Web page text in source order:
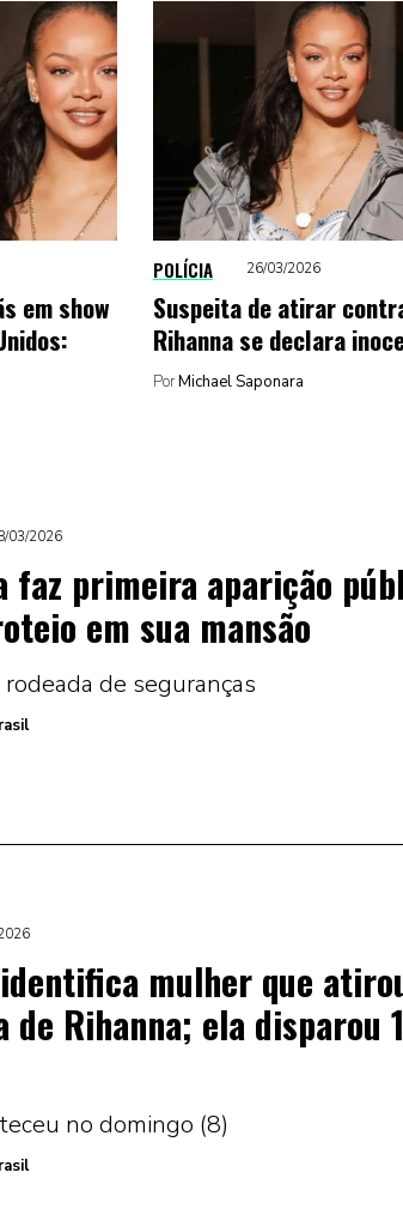
em show
POLÍCIA 26/03/2026
Suspeita de atirar
Rihanna se declara
PorMichael Saponara
03/2026
faz primeira aparição
em sua mansão
de seguranças
mulher que
de Rihanna; ela disparou
no domingo (8)